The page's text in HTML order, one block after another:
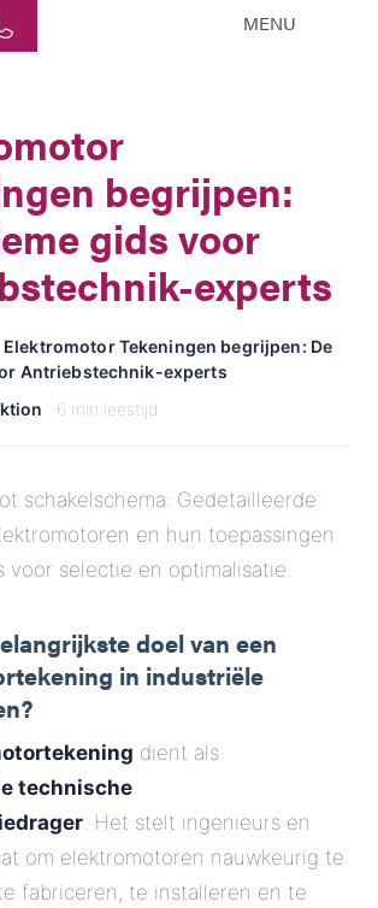
0
MENU
begrijpen:
gids voor
experts
Elektromotor Tekeningen begrijpen: De
Antriebstechnik-experts
· 6 min leestijd
schakelschema: Gedetailleerde
en hun toepassingen
voor selectie en optimalisatie.
doel van een
in industriële
dient als
technische
. Het stelt ingenieurs en
om elektromotoren nauwkeurig te
fabriceren, te installeren en te